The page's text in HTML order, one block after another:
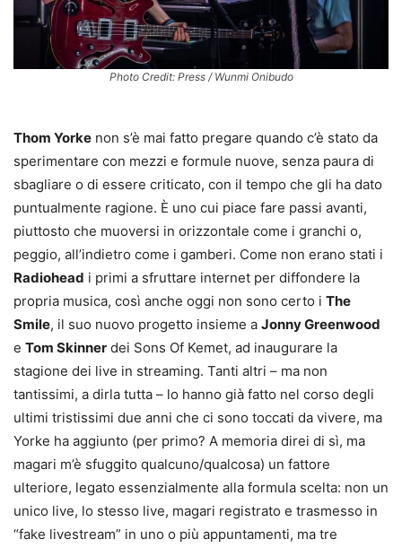
Photo Credit: Press / Wunmi Onibudo
Thom Yorke non s’è mai fatto pregare quando c’è stato da
sperimentare con mezzi e formule nuove, senza paura di
sbagliare o di essere criticato, con il tempo che gli ha dato
puntualmente ragione. È uno cui piace fare passi avanti,
piuttosto che muoversi in orizzontale come i granchi o,
peggio, all’indietro come i gamberi. Come non erano stati i
Radiohead i primi a sfruttare internet per diffondere la
propria musica, così anche oggi non sono certo i The
Smile, il suo nuovo progetto insieme a Jonny Greenwood
e Tom Skinner dei Sons Of Kemet, ad inaugurare la
stagione dei live in streaming. Tanti altri – ma non
tantissimi, a dirla tutta – lo hanno già fatto nel corso degli
ultimi tristissimi due anni che ci sono toccati da vivere, ma
Yorke ha aggiunto (per primo? A memoria direi di sì, ma
magari m’è sfuggito qualcuno/qualcosa) un fattore
ulteriore, legato essenzialmente alla formula scelta: non un
unico live, lo stesso live, magari registrato e trasmesso in
“fake livestream” in uno o più appuntamenti, ma tre